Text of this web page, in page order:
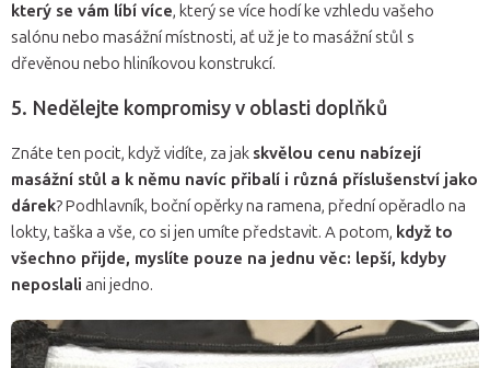
který se vám líbí více, který se více hodí ke vzhledu vašeho
salónu nebo masážní místnosti, ať už je to masážní stůl s
dřevěnou nebo hliníkovou konstrukcí.
5. Nedělejte kompromisy v oblasti doplňků
Znáte ten pocit, když vidíte, za jak skvělou cenu nabízejí
masážní stůl a k němu navíc přibalí i různá příslušenství jako
dárek? Podhlavník, boční opěrky na ramena, přední opěradlo na
lokty, taška a vše, co si jen umíte představit. A potom, když to
všechno přijde, myslíte pouze na jednu věc: lepší, kdyby
neposlali ani jedno.